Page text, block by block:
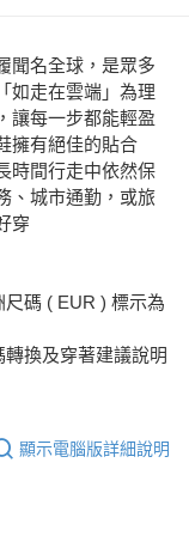
聞名全球，是眾多
如走在雲端」為理
讓每一步都能輕盈
擁有絕佳的貼合
時間行走中依然保
、城市通勤，或旅
穿
碼 ( EUR ) 標示為
換及穿著建議說明
顯示電腦版詳細說明